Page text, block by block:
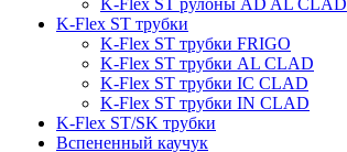
K-Flex ST рулоны AD AL CLAD
K-Flex ST трубки
K-Flex ST трубки FRIGO
K-Flex ST трубки AL CLAD
K-Flex ST трубки IC CLAD
K-Flex ST трубки IN CLAD
K-Flex ST/SK трубки
Вспененный каучук